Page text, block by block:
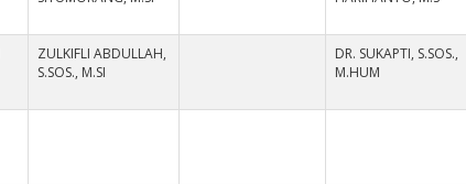
ZULKIFLI ABDULLAH,
S.SOS., M.SI
DR. SUKAPTI, S.SOS.,
M.HUM